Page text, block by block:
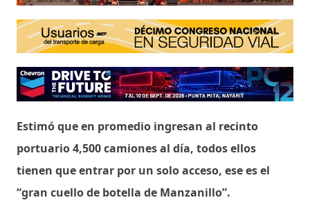
Estimó que en promedio ingresan al recinto
portuario 4,500 camiones al día, todos ellos
tienen que entrar por un solo acceso, ese es el
“gran cuello de botella de Manzanillo”.